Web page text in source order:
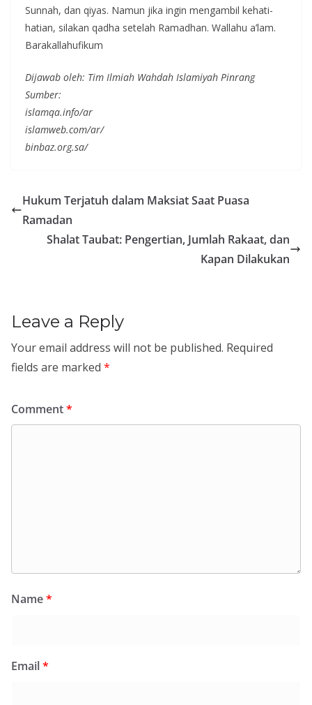
Sunnah, dan qiyas. Namun jika ingin mengambil kehati-
hatian, silakan qadha setelah Ramadhan. Wallahu a’lam.
Barakallahufikum
Dijawab oleh: Tim Ilmiah Wahdah Islamiyah Pinrang
Sumber:
islamqa.info/ar
islamweb.com/ar/
binbaz.org.sa/
Hukum Terjatuh dalam Maksiat Saat Puasa
Ramadan
Shalat Taubat: Pengertian, Jumlah Rakaat, dan
Kapan Dilakukan
Leave a Reply
Your email address will not be published. Required
fields are marked *
Comment*
Name*
Email*